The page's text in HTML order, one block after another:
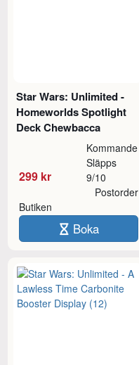
Star Wars: Unlimited -
Homeworlds Spotlight
Deck Chewbacca
299 kr
Kommande
Släpps
9/10
Butiken
Postorder
Boka